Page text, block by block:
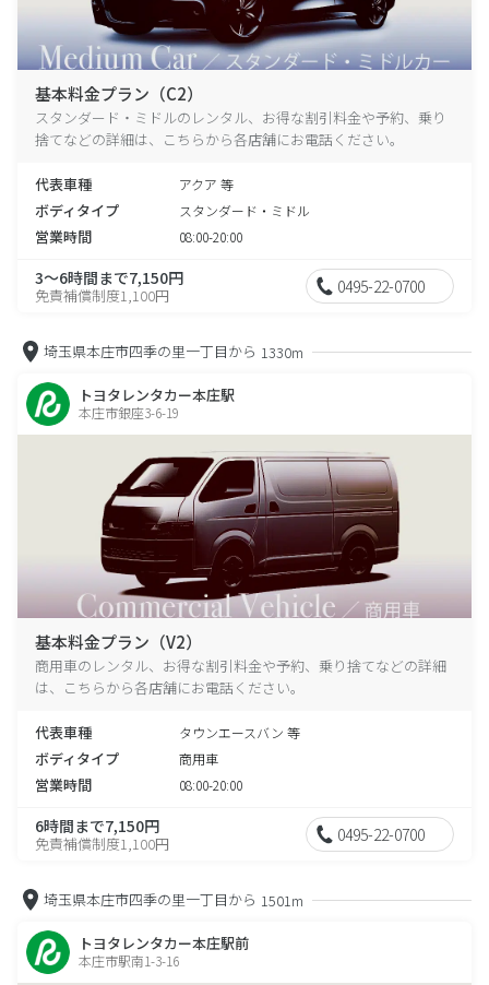
基本料金プラン（C2）
スタンダード・ミドルのレンタル、お得な割引料金や予約、乗り
捨てなどの詳細は、こちらから各店舗にお電話ください。
代表車種 アクア 等
ボディタイプ スタンダード・ミドル
営業時間 08:00-20:00
3～6時間まで7,150円
免責補償制度1,100円 0495-22-0700
埼玉県本庄市四季の里一丁目から 1330m
トヨタレンタカー本庄駅
本庄市銀座3-6-19
基本料金プラン（V2）
商用車のレンタル、お得な割引料金や予約、乗り捨てなどの詳細
は、こちらから各店舗にお電話ください。
代表車種 タウンエースバン 等
ボディタイプ 商用車
営業時間 08:00-20:00
6時間まで7,150円
免責補償制度1,100円 0495-22-0700
埼玉県本庄市四季の里一丁目から 1501m
トヨタレンタカー本庄駅前
本庄市駅南1-3-16